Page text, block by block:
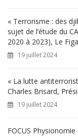
« Terrorisme : des
sujet de l’étude du
2020 à 2023), Le
19 juillet 2024
« La lutte
Charles Brisard,
19 juillet 2024
FOCUS